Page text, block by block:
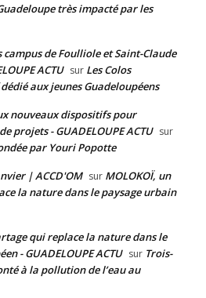
très impacté par les
campus de Foulliole et Saint-Claude
ACTU sur Les Colos
aux jeunes Guadeloupéens
nouveaux dispositifs pour
projets - GUADELOUPE ACTU sur
par Youri Popotte
| ACCD'OM sur MOLOKOÏ, un
la nature dans le paysage urbain
qui replace la nature dans le
- GUADELOUPE ACTU sur Trois-
à la pollution de l’eau au